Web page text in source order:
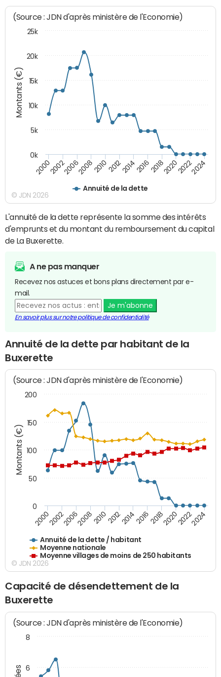
Montants (€)
(Source : JDN d'après ministère de l'Economie)
Annuité de la dette
200020022006200820102012201420162018202020222024
0k
5k
10k
15k
20k
25k
© JDN 2026
L'annuité de la dette représente la somme des intérêts
d'emprunts et du montant du remboursement du capital
de La Buxerette.
A ne pas manquer
Recevez nos astuces et bons plans directement par e-
mail.
Je m'abonne
En savoir plus sur notre politique de confidentialité
Annuité de la dette par habitant de la
Buxerette
Montants (€)
(Source : JDN d'après ministère de l'Economie)
Annuité de la dette / habitant
Moyenne nationale
Moyenne villages de moins de 250 habitants
200020022006200820102012201420162018202020222024
0
50
100
150
200
© JDN 2026
Capacité de désendettement de la
Buxerette
(Source : JDN d'après ministère de l'Economie)
6
8